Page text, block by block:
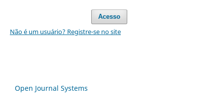
Acesso
Não é um usuário? Registre-se no site
Open Journal Systems